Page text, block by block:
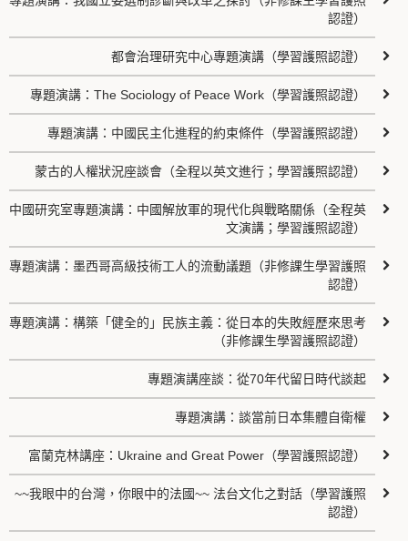
認證）
都會治理研究中心專題演講（學習護照認證）
專題演講：The Sociology of Peace Work（學習護照認證）
專題演講：中國民主化進程的約束條件（學習護照認證）
蒙古的人權狀況座談會（全程以英文進行；學習護照認證）
中國研究室專題演講：中國解放軍的現代化與戰略關係（全程英
文演講；學習護照認證）
專題演講：墨西哥高級技術工人的流動議題（非修課生學習護照
認證）
專題演講：構築「健全的」民族主義：從日本的失敗經歷來思考
（非修課生學習護照認證）
專題演講座談：從70年代留日時代談起
專題演講：談當前日本集體自衛權
富蘭克林講座：Ukraine and Great Power（學習護照認證）
~~我眼中的台灣，你眼中的法國~~ 法台文化之對話（學習護照
認證）